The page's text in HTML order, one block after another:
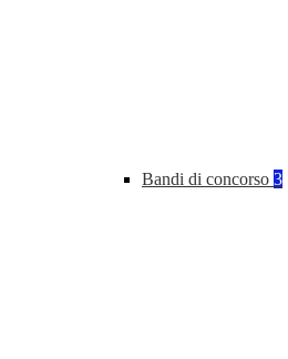
Bandi di concorso 3